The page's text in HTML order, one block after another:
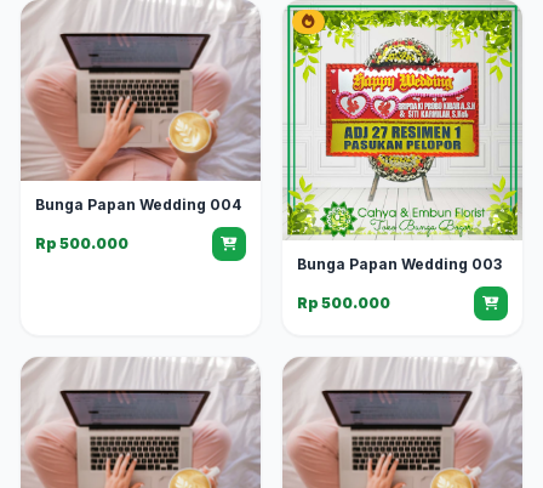
Bunga Papan Wedding 004
Rp 500.000
Bunga Papan Wedding 003
Rp 500.000